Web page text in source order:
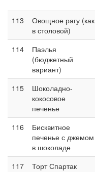
113
Овощное рагу (как
в столовой)
114
Паэлья
(бюджетный
вариант)
115
Шоколадно-
кокосовое
печенье
116
Бисквитное
печенье с джемом
в шоколаде
117 Торт Спартак